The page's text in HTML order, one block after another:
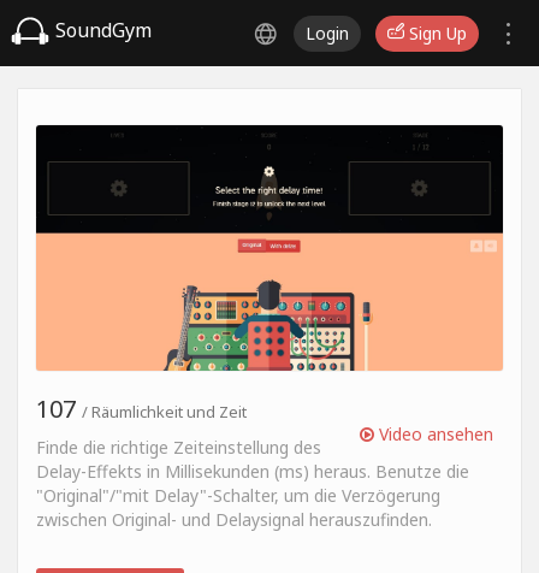
SoundGym Login Sign Up
Video ansehen
107 / Räumlichkeit und Zeit
Finde die richtige Zeiteinstellung des
Delay-Effekts in Millisekunden (ms) heraus. Benutze die
"Original"/"mit Delay"-Schalter, um die Verzögerung
zwischen Original- und Delaysignal herauszufinden.